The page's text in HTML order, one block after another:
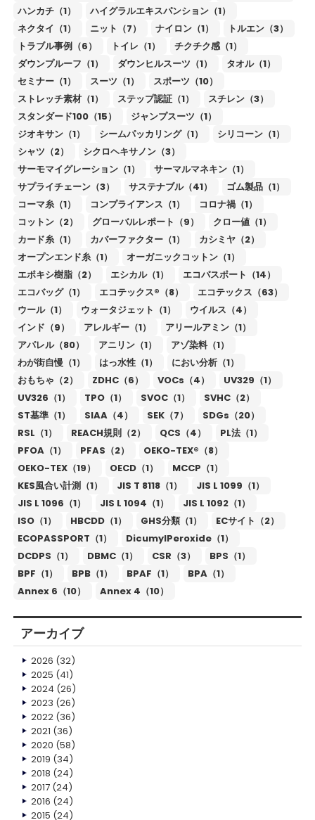
ハンカチ（1）
ハイグラルエキスパンション（1）
ネクタイ（1）
ニット（7） ナイロン（1）
トルエン（3）
トラブル事例（6）
トイレ（1）
チクチク感（1）
ダウンプルーフ（1）
ダウンヒルスーツ（1）
タオル（1）
セミナー（1）
スーツ（1）
スポーツ（10）
ストレッチ素材（1）
ステップ認証（1）
スチレン（3）
スタンダード100（15）
ジャンプスーツ（1）
ジオキサン（1）
シームパッカリング（1）
シリコーン（1）
シャツ（2）
シクロヘキサノン（3）
サーモマイグレーション（1）
サーマルマネキン（1）
サプライチェーン（3）
サステナブル（41）
ゴム製品（1）
コーマ糸（1）
コンプライアンス（1）
コロナ禍（1）
コットン（2）
グローバルレポート（9）
クロー値（1）
カード糸（1）
カバーファクター（1）
カシミヤ（2）
オープンエンド糸（1）
オーガニックコットン（1）
エポキシ樹脂（2）
エシカル（1）
エコパスポート（14）
エコバッグ（1）
エコテックス®（8）
エコテックス（63）
ウール（1）
ウォータジェット（1）
ウイルス（4）
インド（9）
アレルギー（1）
アリールアミン（1）
アパレル（80）
アニリン（1）
アゾ染料（1）
わが街自慢（1）
はっ水性（1）
におい分析（1）
おもちゃ（2）
ZDHC（6） VOCs（4）
UV329（1）
UV326（1）
TPO（1） SVOC（1）
SVHC（2）
ST基準（1）
SIAA（4） SEK（7）
SDGs（20）
RSL（1）
REACH規則（2） QCS（4）
PL法（1）
PFOA（1）
PFAS（2）
OEKO-TEX®（8）
OEKO-TEX（19）
OECD（1）
MCCP（1）
KES風合い計測（1）
JIS T 8118（1）
JIS L 1099（1）
JIS L 1096（1）
JIS L 1094（1）
JIS L 1092（1）
ISO（1）
HBCDD（1） GHS分類（1）
ECサイト（2）
ECOPASSPORT（1）
DicumylPeroxide（1）
DCDPS（1）
DBMC（1） CSR（3）
BPS（1）
BPF（1）
BPB（1） BPAF（1）
BPA（1）
Annex 6（10）
Annex 4（10）
アーカイブ
2026 (32)
2025 (41)
2024 (26)
2023 (26)
2022(36)
2021 (36)
2020 (58)
2019 (34)
2018 (24)
2017(24)
2016 (24)
2015 (24)